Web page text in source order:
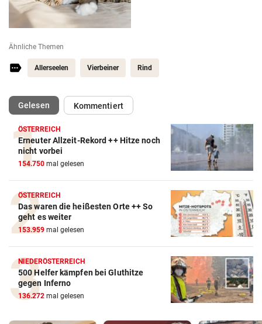
Ähnliche Themen
Allerseelen Vierbeiner Rind
Gelesen(ausgewählt)Kommentiert
ÖSTERREICH
Erneuter Allzeit-Rekord ++ Hitze noch
nicht vorbei
154.750 mal gelesen
ÖSTERREICH
Das waren die heißesten Orte ++ So
geht es weiter
153.959 mal gelesen
NIEDERÖSTERREICH
500 Helfer kämpfen bei Gluthitze
gegen Inferno
136.272 mal gelesen